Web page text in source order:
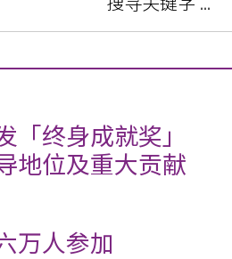
「终身成就奖」
地位及重大贡献
万人参加